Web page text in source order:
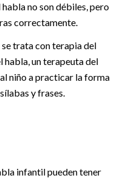
no son débiles, pero
correctamente.
trata con terapia del
habla, un terapeuta del
niño a practicar la forma
y frases.
infantil pueden tener